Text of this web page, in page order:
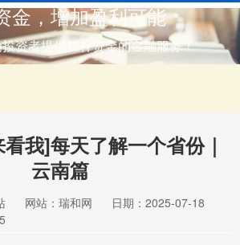
金，增加盈利可能
资者提供杠杆资金的金融服务！
我]每天了解一个省份｜
云南篇
网站：瑞和网
日期：2025-07-18